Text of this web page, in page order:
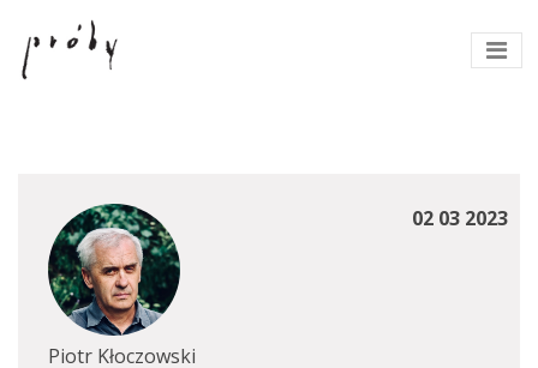
02 03 2023
Piotr Kłoczowski